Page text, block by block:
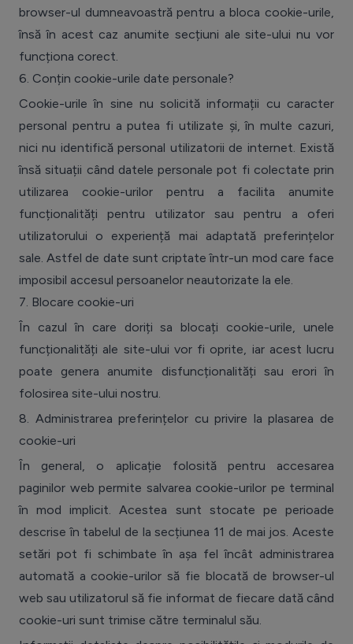
browser-ul dumneavoastră pentru a bloca cookie-urile,
însă în acest caz anumite secțiuni ale site-ului nu vor
funcționa corect.
6. Conțin cookie-urile date personale?
Cookie-urile în sine nu solicită informații cu caracter
personal pentru a putea fi utilizate și, în multe cazuri,
nici nu identifică personal utilizatorii de internet. Există
însă situații când datele personale pot fi colectate prin
utilizarea cookie-urilor pentru a facilita anumite
funcționalități pentru utilizator sau pentru a oferi
utilizatorului o experiență mai adaptată preferințelor
sale. Astfel de date sunt criptate într-un mod care face
imposibil accesul persoanelor neautorizate la ele.
7. Blocare cookie-uri
În cazul în care doriți sa blocați cookie-urile, unele
funcționalități ale site-ului vor fi oprite, iar acest lucru
poate genera anumite disfuncționalități sau erori în
folosirea site-ului nostru.
8. Administrarea preferințelor cu privire la plasarea de
cookie-uri
În general, o aplicație folosită pentru accesarea
paginilor web permite salvarea cookie-urilor pe terminal
în mod implicit. Acestea sunt stocate pe perioade
descrise în tabelul de la secțiunea 11 de mai jos. Aceste
setări pot fi schimbate în așa fel încât administrarea
automată a cookie-urilor să fie blocată de browser-ul
web sau utilizatorul să fie informat de fiecare dată când
cookie-uri sunt trimise către terminalul său.